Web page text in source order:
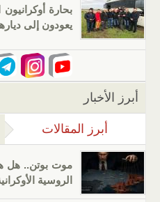
بحارة
يعودون إلى
أبرز الأخبار
أبرز المقالات (علامة
موت بوتن.. هل
الروسية